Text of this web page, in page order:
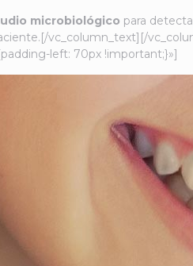
microbiológico para
vc_column_text][/
left: 70px !important;}»]